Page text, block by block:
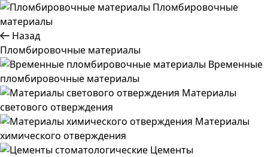
Пломбировочные
материалы
Назад
Пломбировочные материалы
Временные
пломбировочные материалы
Материалы
светового отверждения
Материалы
химического отверждения
Цементы